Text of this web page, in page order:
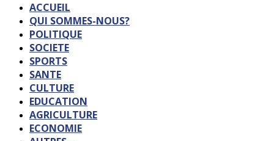
ACCUEIL
QUI SOMMES-NOUS?
POLITIQUE
SOCIETE
SPORTS
SANTE
CULTURE
EDUCATION
AGRICULTURE
ECONOMIE